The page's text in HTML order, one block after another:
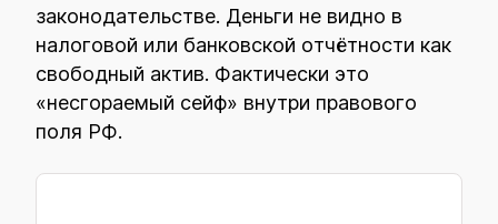
законодательстве. Деньги не видно в
налоговой или банковской отчётности как
свободный актив. Фактически это
«несгораемый сейф» внутри правового
поля РФ.